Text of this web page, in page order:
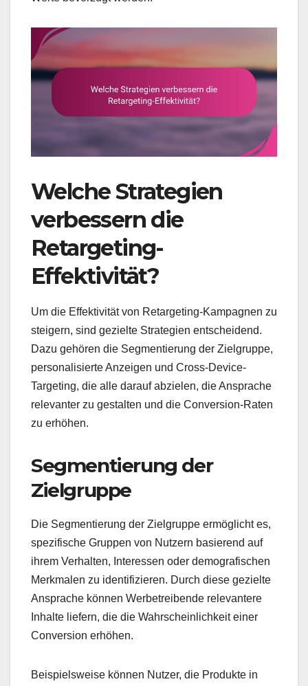
Welche Strategien
verbessern die
Retargeting-
Effektivität?
Um die Effektivität von Retargeting-Kampagnen zu
steigern, sind gezielte Strategien entscheidend.
Dazu gehören die Segmentierung der Zielgruppe,
personalisierte Anzeigen und Cross-Device-
Targeting, die alle darauf abzielen, die Ansprache
relevanter zu gestalten und die Conversion-Raten
zu erhöhen.
Segmentierung der
Zielgruppe
Die Segmentierung der Zielgruppe ermöglicht es,
spezifische Gruppen von Nutzern basierend auf
ihrem Verhalten, Interessen oder demografischen
Merkmalen zu identifizieren. Durch diese gezielte
Ansprache können Werbetreibende relevantere
Inhalte liefern, die die Wahrscheinlichkeit einer
Conversion erhöhen.
Beispielsweise können Nutzer, die Produkte in